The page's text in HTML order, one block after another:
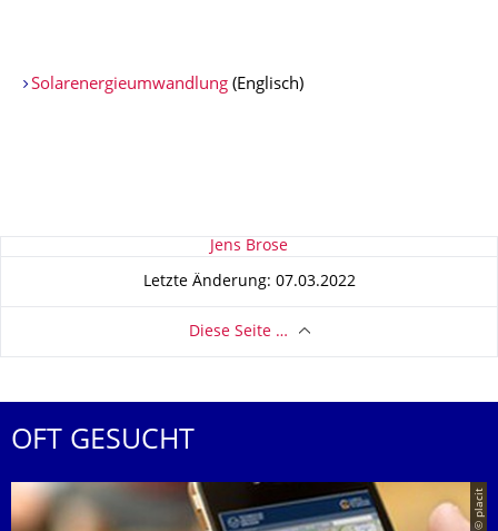
Solarenergieumwandlung (Englisch)
Zu dieser Seite Jens Brose
Letzte Änderung: 07.03.2022
Diese Seite …
OFT GESUCHT
© placit